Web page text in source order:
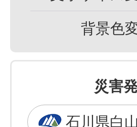
背景色
災害
石川県白